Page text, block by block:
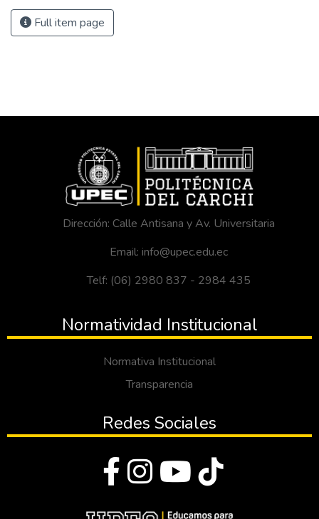
Full item page
Dirección: Calle Antisana y Av. Universitaria
Email: info@upec.edu.ec
Telf: (06) 2980 837 - 2984 435
Normatividad Institucional
Normativa Institucional
Transparencia
Redes Sociales